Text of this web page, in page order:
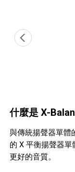
什麼是 X-
與傳統揚聲器單體
的 X 平衡揚聲器
更好的音質。